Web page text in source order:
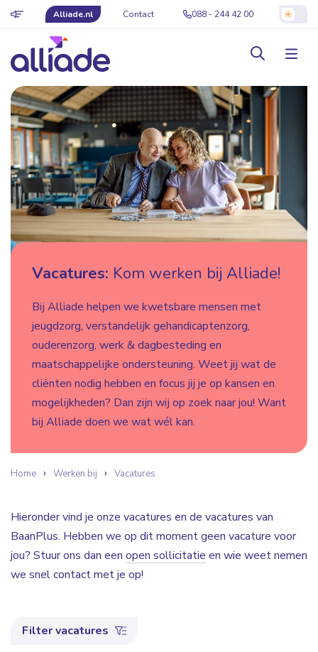
Alliade.nl Contact 088 - 244 42 00
Vacatures: Kom werken bij Alliade!
Bij Alliade helpen we kwetsbare mensen met
jeugdzorg, verstandelijk gehandicaptenzorg,
ouderenzorg, werk & dagbesteding en
maatschappelijke ondersteuning. Weet jij wat de
cliënten nodig hebben en focus jij je op kansen en
mogelijkheden? Dan zijn wij op zoek naar jou! Want
bij Alliade doen we wat wél kan.
Home Werken bij Vacatures
Hieronder vind je onze vacatures en de vacatures van
BaanPlus. Hebben we op dit moment geen vacature voor
jou? Stuur ons dan een open sollicitatie en wie weet nemen
we snel contact met je op!
Filter vacatures